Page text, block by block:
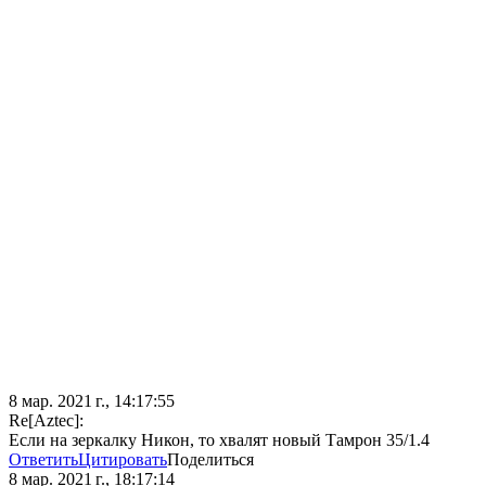
8 мар. 2021 г., 14:17:55
Re[Aztec]:
Если на зеркалку Никон, то хвалят новый Тамрон 35/1.4
ОтветитьЦитироватьПоделиться
8 мар. 2021 г., 18:17:14